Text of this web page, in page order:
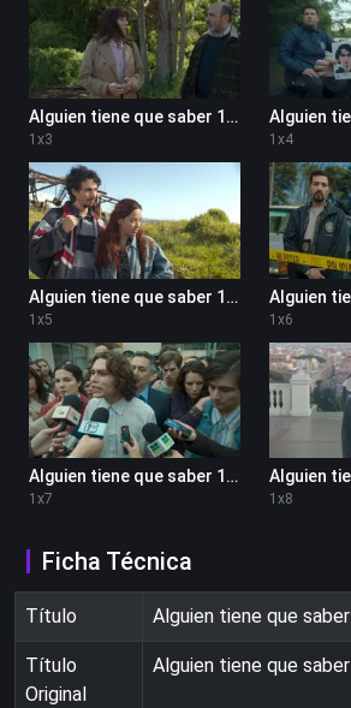
Alguien tiene que saber 1x3
1 x3 1 x4
Alguien tiene que saber 1x5
1 x5 1 x6
Alguien tiene que saber 1x7
1 x7 1 x8
Ficha Técnica
Título Alguien tiene que saber
Título
Original
Alguien tiene que saber